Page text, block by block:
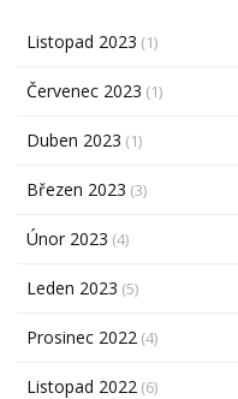
Listopad 2023 (1)
Červenec 2023 (1)
Duben 2023 (1)
Březen 2023 (3)
Únor 2023 (4)
Leden 2023 (5)
Prosinec 2022 (4)
Listopad 2022 (6)